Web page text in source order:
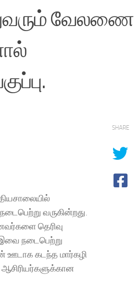
வேலணை
வருகின்றது.
தெரிவு
நடைபெற்று
கடந்த மார்கழி
SHARE